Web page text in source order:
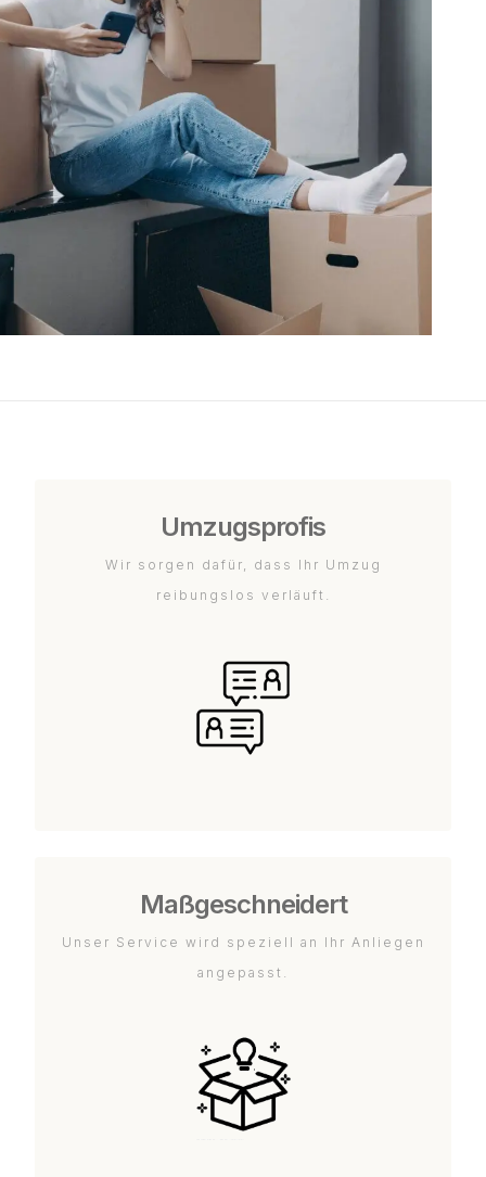
Umzugsprofis
Wir sorgen dafür, dass Ihr Umzug
reibungslos verläuft.
Maßgeschneidert
Unser Service wird speziell an Ihr Anliegen
angepasst.